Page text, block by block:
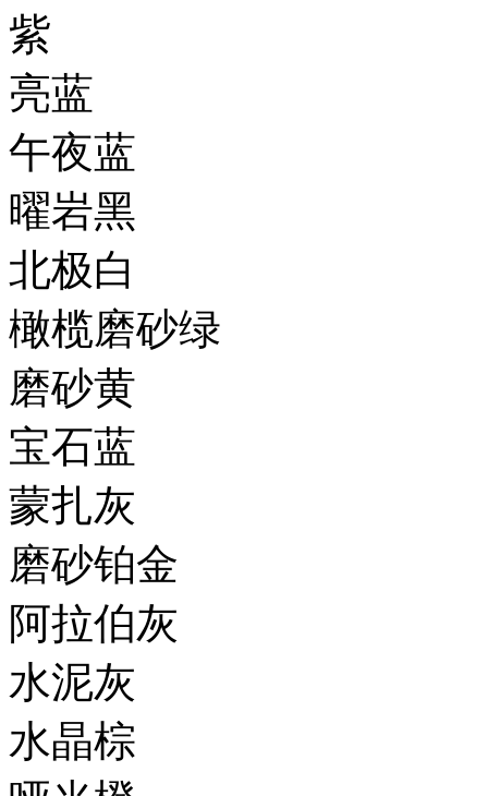
紫
亮蓝
午夜蓝
曜岩黑
北极白
橄榄磨砂绿
磨砂黄
宝石蓝
蒙扎灰
磨砂铂金
阿拉伯灰
水泥灰
水晶棕